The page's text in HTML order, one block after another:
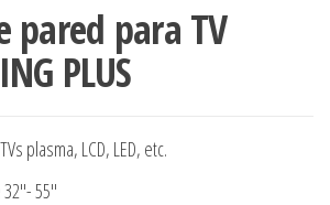
pared para TV
PLUS
plasma, LCD, LED, etc.
55″